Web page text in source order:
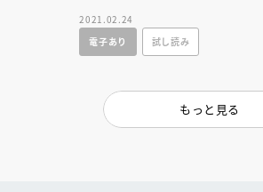
気づきはじめる。
2021.02.24
電子あり
試し読み
もっと見る